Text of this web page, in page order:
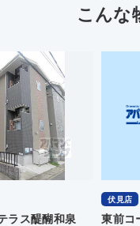
こんな
東前コーポ